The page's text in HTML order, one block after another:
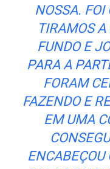
NOSSA.
TIRAMOS A
FUNDO E
PARA A
FORAM
FAZENDO E
EM UMA
ENCABEÇOU